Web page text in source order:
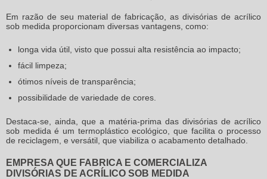
Em razão de seu material de fabricação, as divisórias de acrílico
sob medida proporcionam diversas vantagens, como:
longa vida útil, visto que possui alta resistência ao impacto;
fácil limpeza;
ótimos níveis de transparência;
possibilidade de variedade de cores.
Destaca-se, ainda, que a matéria-prima das divisórias de acrílico
sob medida é um termoplástico ecológico, que facilita o processo
de reciclagem, e versátil, que viabiliza o acabamento detalhado.
EMPRESA QUE FABRICA E COMERCIALIZA
DIVISÓRIAS DE ACRÍLICO SOB MEDIDA